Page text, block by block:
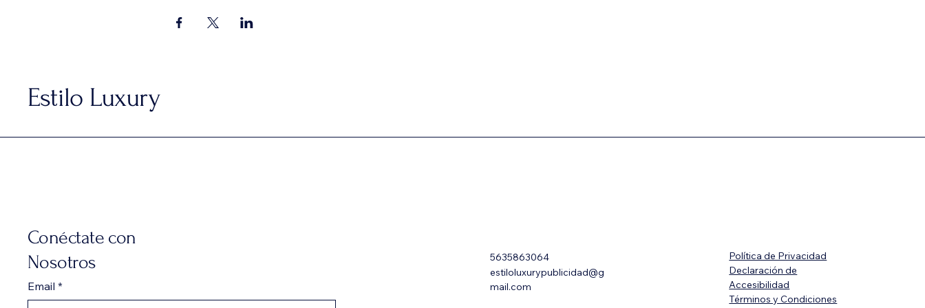
Estilo Luxury
Conéctate con
Nosotros
Email *
5635863064
estiloluxurypublicidad@g
mail.com
Política de Privacidad
Declaración de
Accesibilidad
Términos y Condiciones